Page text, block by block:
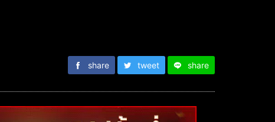
share tweet share